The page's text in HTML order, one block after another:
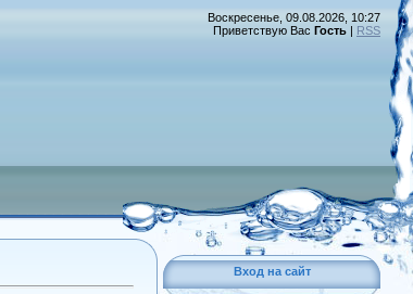
Воскресенье, 09.08.2026, 10:27
Приветствую Вас Гость | RSS
Вход на сайт